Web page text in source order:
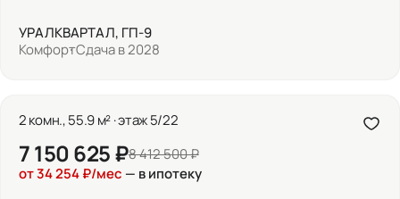
УРАЛКВАРТАЛ, ГП-9
КомфортСдача в 2028
2 комн., 55.9 м² · этаж 5/22
7 150 625 ₽8 412 500 ₽
от 34 254 ₽/мес — в ипотеку